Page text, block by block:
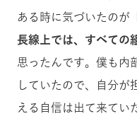
ある時に気づいたのが「
長線上では、すべての
思ったんです。僕も内
していたので、自分が
える自信は出て来てい